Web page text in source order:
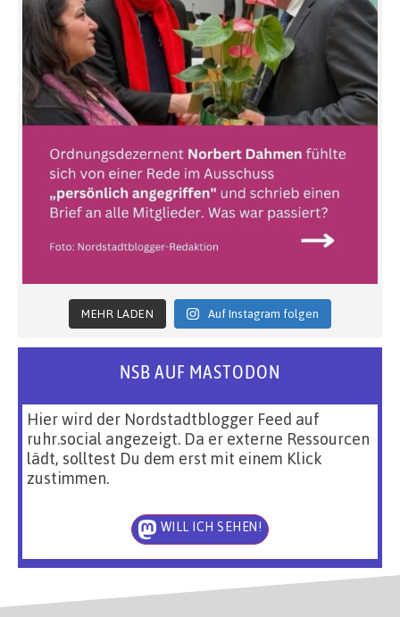
MEHR LADEN Auf Instagram folgen
NSB AUF MASTODON
Hier wird der Nordstadtblogger Feed auf
ruhr.social angezeigt. Da er externe Ressourcen
lädt, solltest Du dem erst mit einem Klick
zustimmen.
WILL ICH SEHEN!